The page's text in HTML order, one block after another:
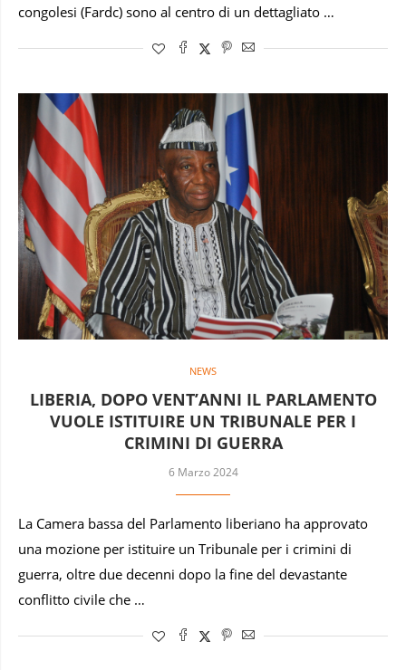
congolesi (Fardc) sono al centro di un dettagliato …
NEWS
LIBERIA, DOPO VENT’ANNI IL PARLAMENTO
VUOLE ISTITUIRE UN TRIBUNALE PER I
CRIMINI DI GUERRA
6 Marzo 2024
La Camera bassa del Parlamento liberiano ha approvato
una mozione per istituire un Tribunale per i crimini di
guerra, oltre due decenni dopo la fine del devastante
conflitto civile che …